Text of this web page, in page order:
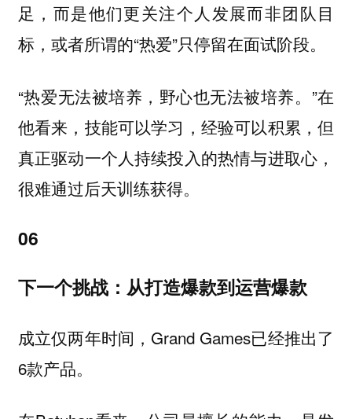
足，而是他们更关注个人发展而非团队目
标，或者所谓的“热爱”只停留在面试阶段。
“热爱无法被培养，野心也无法被培养。”在
他看来，技能可以学习，经验可以积累，但
真正驱动一个人持续投入的热情与进取心，
很难通过后天训练获得。
06
下一个挑战：从打造爆款到运营爆款
成立仅两年时间，Grand Games已经推出了
6款产品。